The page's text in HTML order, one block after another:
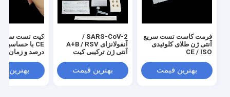
فرمت کاست تست سریع
آنتی ژن طلای کلوئیدی
CE / ISO
بهترین قیمت
SARS-CoV-2 /
آنفولانزای A+B / RSV
آنتی ژن ترکیبی کیت
نمونه بهترین قیمت
کیت تست سریع
بهترین